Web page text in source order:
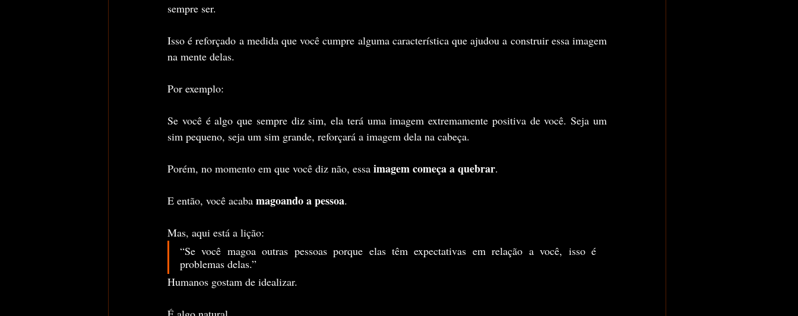
sempre ser.
Isso é reforçado a medida que você cumpre alguma característica que ajudou a construir essa imagem
na mente delas.
Por exemplo:
Se você é algo que sempre diz sim, ela terá uma imagem extremamente positiva de você. Seja um
sim pequeno, seja um sim grande, reforçará a imagem dela na cabeça.
Porém, no momento em que você diz não, essa imagem começa a quebrar.
E então, você acaba magoando a pessoa.
Mas, aqui está a lição:
“Se você magoa outras pessoas porque elas têm expectativas em relação a você, isso é
problemas delas.”
Humanos gostam de idealizar.